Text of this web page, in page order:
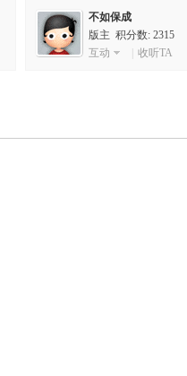
不如保成
版主 积分数: 2315
互动
收听TA